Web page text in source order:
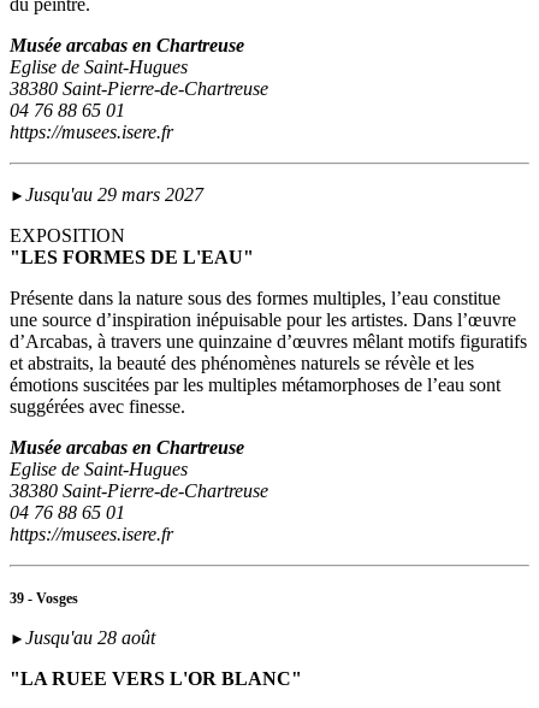
du peintre.
Musée arcabas en Chartreuse
Eglise de Saint-Hugues
38380 Saint-Pierre-de-Chartreuse
04 76 88 65 01
https://musees.isere.fr
► Jusqu'au 29 mars 2027
EXPOSITION
"LES FORMES DE L'EAU"
Présente dans la nature sous des formes multiples, l’eau constitue
une source d’inspiration inépuisable pour les artistes. Dans l’œuvre
d’Arcabas, à travers une quinzaine d’œuvres mêlant motifs figuratifs
et abstraits, la beauté des phénomènes naturels se révèle et les
émotions suscitées par les multiples métamorphoses de l’eau sont
suggérées avec finesse.
Musée arcabas en Chartreuse
Eglise de Saint-Hugues
38380 Saint-Pierre-de-Chartreuse
04 76 88 65 01
https://musees.isere.fr
39 - Vosges
► Jusqu'au 28 août
"LA RUEE VERS L'OR BLANC"